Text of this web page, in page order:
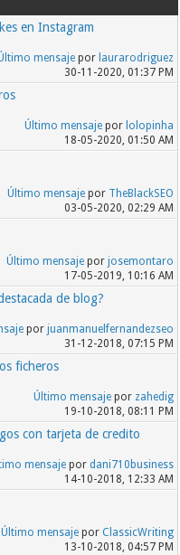
en Instagram
mensajepor laurarodriguez
30-11-2020, 01:37 PM
Último mensajepor lolopinha
18-05-2020, 01:50 AM
Último mensajepor TheBlackSEO
03-05-2020, 02:29 AM
Último mensajepor josemontaro
17-05-2019, 10:16 AM
de blog?
por juanmanuelfernandezseo
31-12-2018, 07:15 PM
ficheros
Último mensajepor zahedig
19-10-2018, 08:11 PM
con tarjeta de credito
mensajepor dani710business
14-10-2018, 12:33 AM
Último mensajepor ClassicWriting
13-10-2018, 04:57 PM